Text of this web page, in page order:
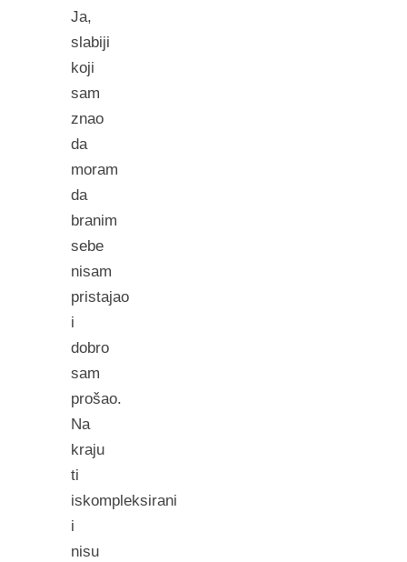
Ja,
slabiji
koji
sam
znao
da
moram
da
branim
sebe
nisam
pristajao
i
dobro
sam
prošao.
Na
kraju
ti
iskompleksirani
i
nisu